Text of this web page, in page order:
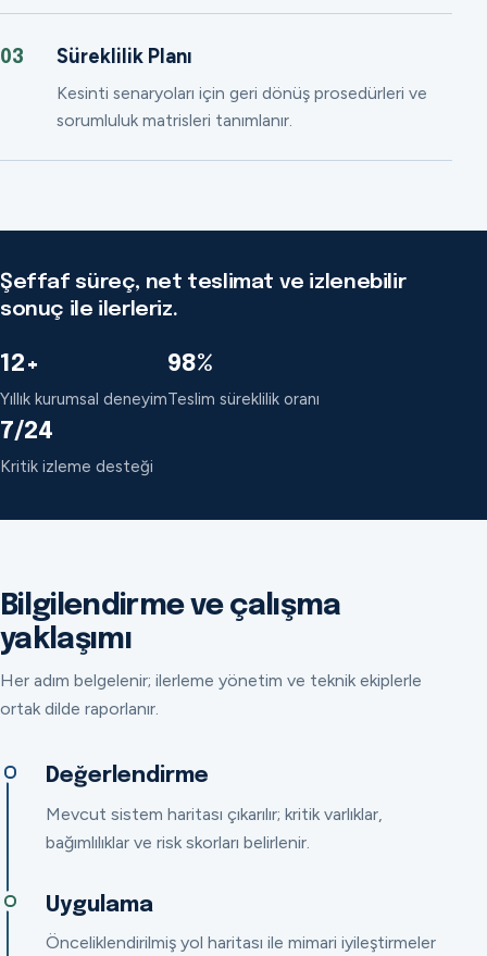
03 Süreklilik Planı
Kesinti senaryoları için geri dönüş prosedürleri ve
sorumluluk matrisleri tanımlanır.
Şeffaf süreç, net teslimat ve izlenebilir
sonuç ile ilerleriz.
12+
Yıllık kurumsal deneyim
98%
Teslim süreklilik oranı
7/24
Kritik izleme desteği
Bilgilendirme ve çalışma
yaklaşımı
Her adım belgelenir; ilerleme yönetim ve teknik ekiplerle
ortak dilde raporlanır.
Değerlendirme
Mevcut sistem haritası çıkarılır; kritik varlıklar,
bağımlılıklar ve risk skorları belirlenir.
Uygulama
Önceliklendirilmiş yol haritası ile mimari iyileştirmeler